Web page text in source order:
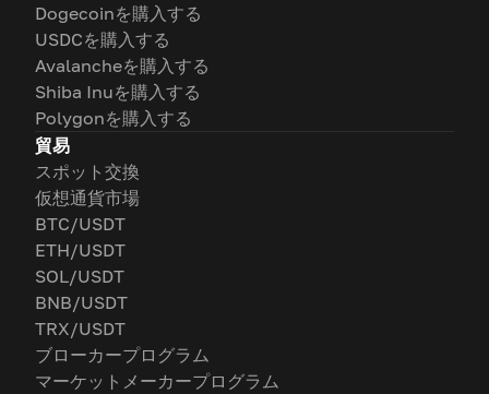
Dogecoinを購入する
USDCを購入する
Avalancheを購入する
Shiba Inuを購入する
Polygonを購入する
貿易
スポット交換
仮想通貨市場
BTC/USDT
ETH/USDT
SOL/USDT
BNB/USDT
TRX/USDT
ブローカープログラム
マーケットメーカープログラム